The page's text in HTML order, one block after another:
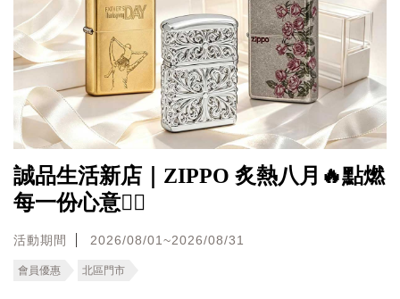
誠品生活新店｜ZIPPO 炙熱八月🔥點燃
每一份心意❤️‍🔥
活動期間 2026/08/01~2026/08/31
會員優惠 北區門市